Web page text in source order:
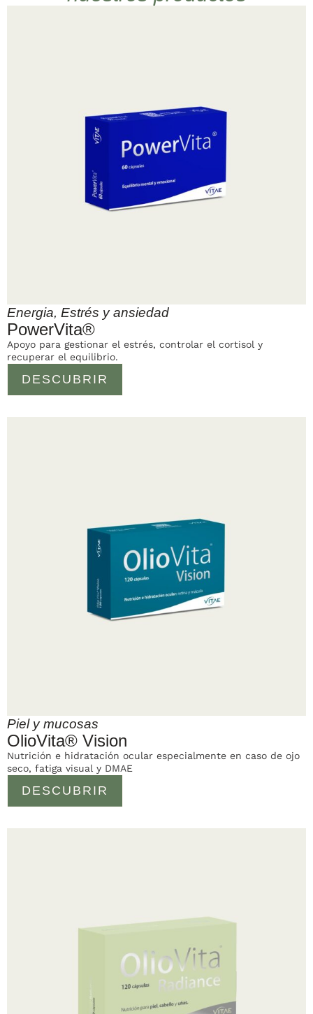
Energia, Estrés y ansiedad
PowerVita®
DESCUBRIR
Apoyo para gestionar el estrés, controlar el cortisol y
recuperar el equilibrio.
Piel y mucosas
OlioVita® Vision
DESCUBRIR
Nutrición e hidratación ocular especialmente en caso de ojo
seco, fatiga visual y DMAE